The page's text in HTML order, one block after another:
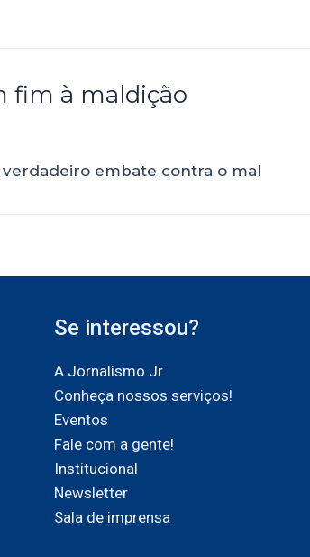
fim à maldição
embate contra o mal
Se interessou?
A Jornalismo Jr
Conheça nossos serviços!
Eventos
Fale com a gente!
Institucional
Newsletter
Sala de imprensa